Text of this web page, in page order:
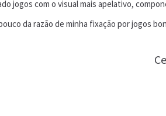
jogos com o visual mais apelativo,
da razão de minha fixação por jogos